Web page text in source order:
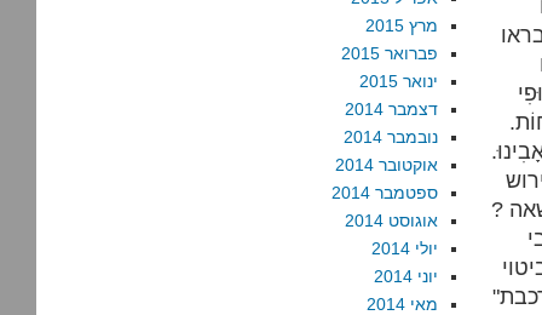
?
מרץ 2015
פברואר 2015
ינואר 2015
דצמבר 2014
נובמבר 2014
אוקטובר 2014
ספטמבר 2014
אוגוסט 2014
יולי 2014
יוני 2014
מאי 2014